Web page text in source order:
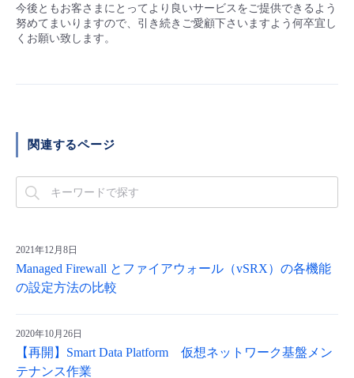
今後ともお客さまにとってより良いサービスをご提供できるよう
努めてまいりますので、引き続きご愛顧下さいますよう何卒宜し
くお願い致します。
関連するページ
2021年12月8日
Managed Firewall とファイアウォール（vSRX）の各機能
の設定方法の比較
2020年10月26日
【再開】Smart Data Platform 仮想ネットワーク基盤メン
テナンス作業